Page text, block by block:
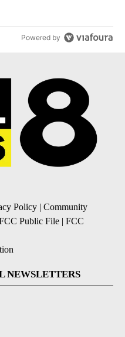
Powered by
Policy | Community
Public File | FCC
NEWSLETTERS